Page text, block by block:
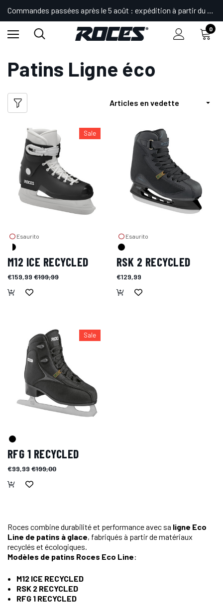
Commandes passées après le 5 août : expédition à partir du 24.
0
Shop Patins à glace Patins Ligne éco
Patins Ligne éco
Sale
Esaurito
M12 ICE RECYCLED
€159,99 €199,99
Esaurito
RSK 2 RECYCLED
€129,99
Sale
RFG 1 RECYCLED
€99,99 €199,00
Roces combine durabilité et performance avec sa ligne Eco
Line de patins à glace, fabriqués à partir de matériaux
recyclés et écologiques.
Modèles de patins Roces Eco Line:
M12 ICE RECYCLED
RSK 2 RECYCLED
RFG 1 RECYCLED